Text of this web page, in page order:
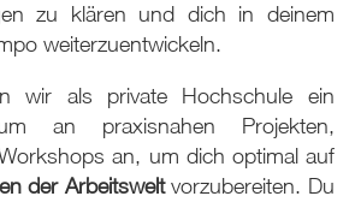
zu klären und dich in deinem
weiterzuentwickeln.
wir als private Hochschule ein
an praxisnahen Projekten,
an, um dich optimal auf
der Arbeitsweltvorzubereiten. Du